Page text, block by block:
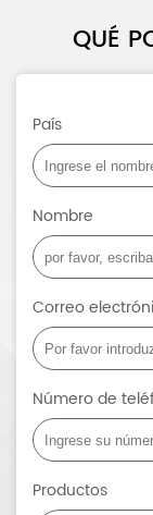
QUÉ
País
Nombre
Correo
Número de
Productos